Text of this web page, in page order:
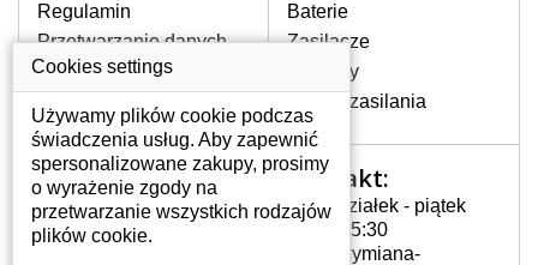
W JAKI SPOSÓB MOŻE SIĘ
PRZEJAWIAĆ USTERKA
Częstymi objawami są pomijanie liter
czy wyświetlanie innych liter oraz
dublowanie tych samych znaków. W
przypadku podlicia klawisze nie
powrócą do pierwotnej pozycji. Albo
też uszkodzenie mechaniczne, np.
Regulamin
Przetwarzanie danych
osobowych
Gdzie nas znajdziesz
Baterie
Zasilacze
Zawiasy
Złącza zasilania
Twoje konto
Twoje konto
Dane osobowe
Kontakt:
Poniedziałek - piątek
7:00 - 15:30
info@wymiana-
Cookies settings
Używamy plików cookie podczas
świadczenia usług. Aby zapewnić
spersonalizowane zakupy, prosimy
o wyrażenie zgody na
przetwarzanie wszystkich rodzajów
plików cookie.